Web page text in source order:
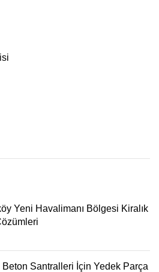
Yeni Havalimanı Bölgesi Kiralık
Beton Santralleri İçin Yedek Parça